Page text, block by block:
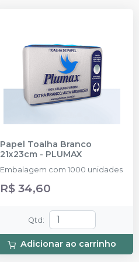
Papel Toalha Branco
21x23cm - PLUMAX
Embalagem com 1000 unidades
R$ 34,60
Qtd:
Adicionar ao carrinho